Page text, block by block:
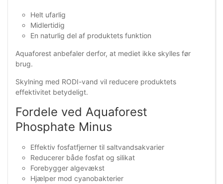
Helt ufarlig
Midlertidig
En naturlig del af produktets funktion
Aquaforest anbefaler derfor, at mediet ikke skylles før
brug.
Skylning med RODI-vand vil reducere produktets
effektivitet betydeligt.
Fordele ved Aquaforest
Phosphate Minus
Effektiv fosfatfjerner til saltvandsakvarier
Reducerer både fosfat og silikat
Forebygger algevækst
Hjælper mod cyanobakterier